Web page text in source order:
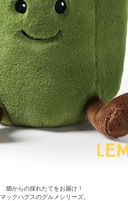
畑からの採れたてをお届け！
マックハグスのグルメシリーズ。